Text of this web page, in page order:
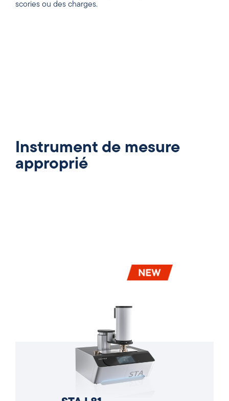
scories ou des charges.
Instrument de mesure
approprié